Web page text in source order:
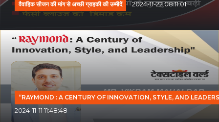
वैवाहिक सीजन की मांग से अच्छी ग्राहकी की उम्मीदें 2024-11-22 08:11:01
“RAYMOND : A CENTURY OF INNOVATION, STYLE, AND
2024-11-11 11:48:48